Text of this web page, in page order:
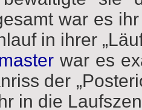
war es
in ihrer
war es
der
in die